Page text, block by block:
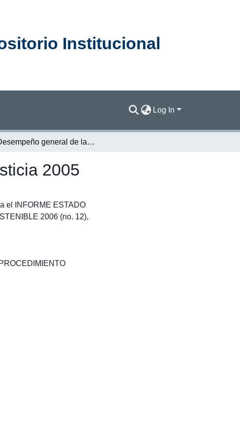
Institucional
Log In
Desempeño general de la administración de la justicia 2005
2005
el INFORME ESTADO
2006 (no. 12),
PROCEDIMIENTO